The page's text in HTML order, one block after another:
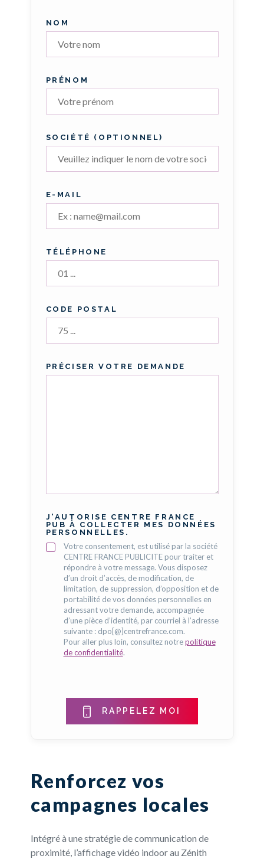
NOM
PRÉNOM
SOCIÉTÉ (OPTIONNEL)
E-MAIL
TÉLÉPHONE
CODE POSTAL
PRÉCISER VOTRE DEMANDE
J'AUTORISE CENTRE FRANCE
PUB À COLLECTER MES DONNÉES
PERSONNELLES.
Votre consentement, est utilisé par la société
CENTRE FRANCE PUBLICITE pour traiter et
répondre à votre message. Vous disposez
d’un droit d’accès, de modification, de
limitation, de suppression, d’opposition et de
portabilité de vos données personnelles en
adressant votre demande, accompagnée
d’une pièce d’identité, par courriel à l’adresse
suivante : dpo[@]centrefrance.com.
Pour aller plus loin, consultez notrepolitique
de confidentialité.
RAPPELEZ MOI
Renforcez vos
campagnes locales
Intégré à une stratégie de communication de
proximité, l’affichage vidéo indoor au Zénith